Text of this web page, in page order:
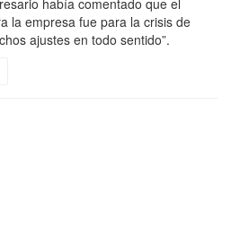
la empresa fue para la crisis de
ajustes en todo sentido”.